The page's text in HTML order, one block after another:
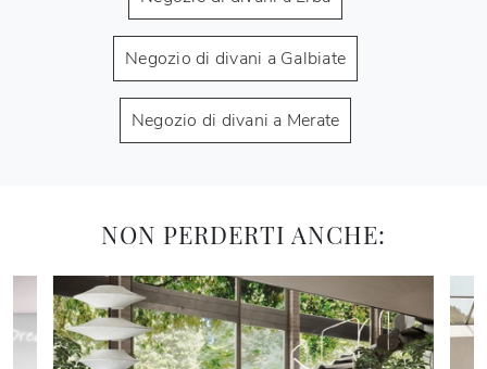
Negozio di divani a Galbiate
Negozio di divani a Merate
NON PERDERTI ANCHE: